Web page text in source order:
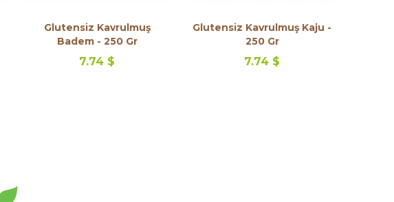
Glutensiz Kavrulmuş
Badem - 250 Gr
7.74 $
Glutensiz Kavrulmuş Kaju -
250 Gr
7.74 $